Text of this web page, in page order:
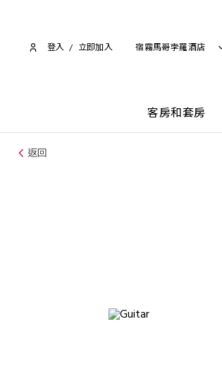
登入 / 立即加入​ 宿霧馬哥孛羅酒店
客房和套房
返回